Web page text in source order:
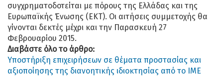
συγχρηματοδοτείται με πόρους της Ελλάδας και της
Ευρωπαϊκής Ένωσης (ΕΚΤ). Οι αιτήσεις συμμετοχής θα
γίνονται δεκτές μέχρι και την Παρασκευή 27
Φεβρουαρίου 2015.
Διαβάστε όλο το άρθρο:
Υποστήριξη επιχειρήσεων σε θέματα προστασίας και
αξιοποίησης της διανοητικής ιδιοκτησίας από το ΙΜΕ